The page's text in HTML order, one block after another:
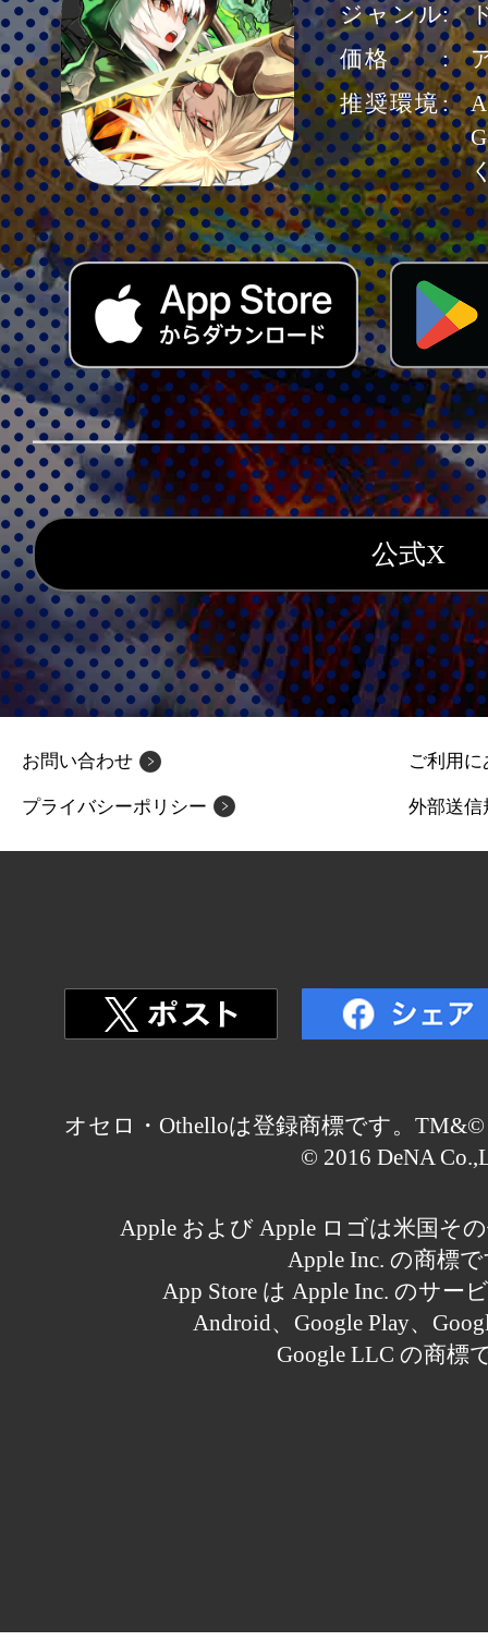
ジャンル
価格
推奨環境
公式X
お問い合わせ ご利用
プライバシーポリシー 外部送信
オセロ・Othelloは登録商標です。TM&©
© 2016 DeNA
Apple および Apple ロゴは米国そ
Apple Inc. の商標
App Store は Apple Inc. のサー
Android、Google Play、
Google LLC の商標